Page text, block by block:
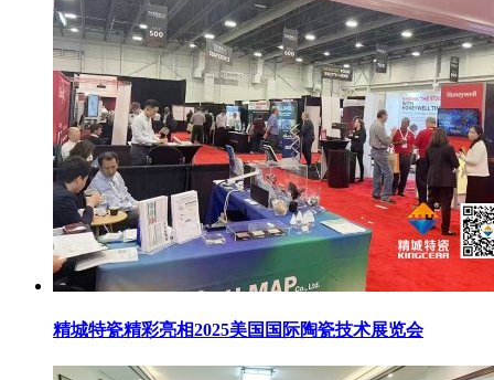
精城特瓷精彩亮相2025美国国际陶瓷技术展览会